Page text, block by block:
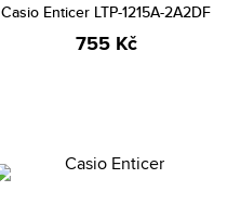
Casio Enticer LTP-1215A-2A2DF
755 Kč